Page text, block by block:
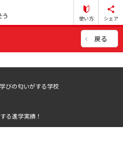
使い方 シェア
戻る
びの匂いがする学校
る進学実績！